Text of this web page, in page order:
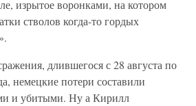
изрытое воронками, на котором
стволов когда-то гордых
длившегося с 28 августа по
немецкие потери составили
и убитыми. Ну а Кирилл